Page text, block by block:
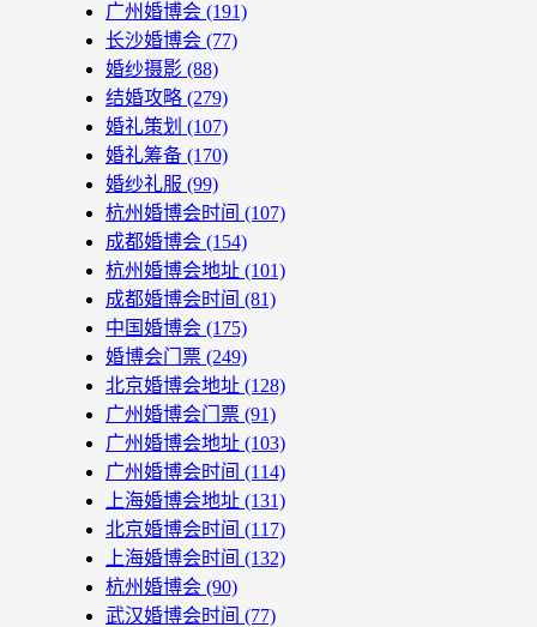
广州婚博会 (191)
长沙婚博会 (77)
婚纱摄影 (88)
结婚攻略 (279)
婚礼策划 (107)
婚礼筹备 (170)
婚纱礼服 (99)
杭州婚博会时间 (107)
成都婚博会 (154)
杭州婚博会地址 (101)
成都婚博会时间 (81)
中国婚博会 (175)
婚博会门票 (249)
北京婚博会地址 (128)
广州婚博会门票 (91)
广州婚博会地址 (103)
广州婚博会时间 (114)
上海婚博会地址 (131)
北京婚博会时间 (117)
上海婚博会时间 (132)
杭州婚博会 (90)
武汉婚博会时间 (77)